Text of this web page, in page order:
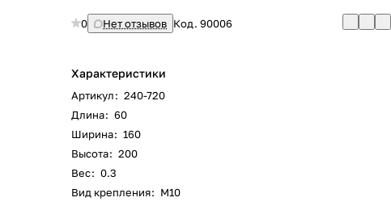
0 Нет отзывов Код.90006
Характеристики
Артикул: 240-720
Длина: 60
Ширина: 160
Высота: 200
Вес: 0.3
Вид крепления: M10
Добавляйте товарыв корзину
Оплачивайте сегодня только
% картой любого банка
Получайте товарвыбранный способом